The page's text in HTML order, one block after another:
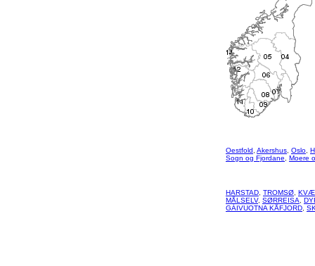
Oestfold Akershus Oslo
Sogn og Fjordane
Moere
HARSTAD TROMSØ
MÅLSELV, SØRREISA
GÁIVUOTNA KÅFJORD